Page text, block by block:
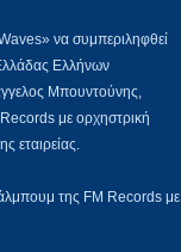
να συμπεριληφθεί
Ελλήνων
Μπουντούνης,
με ορχηστρική
εταιρείας.
της FM Records με